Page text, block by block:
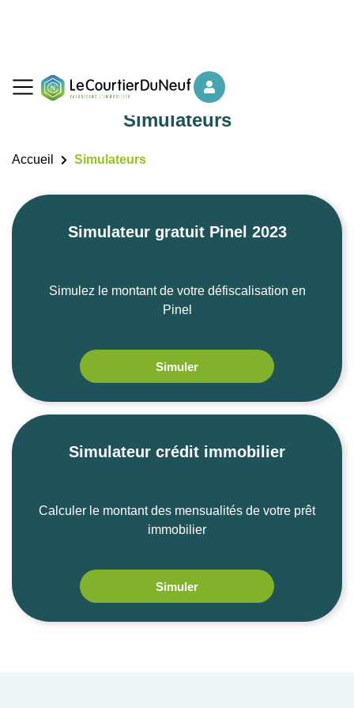
Simulateurs
Accueil Simulateurs
Simulateur gratuit Pinel 2023
Simulez le montant de votre défiscalisation en
Pinel
Simuler
Simulateur crédit immobilier
Calculer le montant des mensualités de votre prêt
immobilier
Simuler